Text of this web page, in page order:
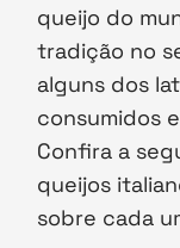
queijo do
tradição no
alguns dos
consumidos
Confira a
queijos
sobre cada